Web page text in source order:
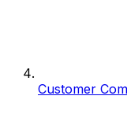
Customer